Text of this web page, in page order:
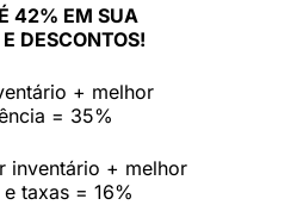
42% EM SUA
DESCONTOS!
+ melhor
= 35%
inventário + melhor
taxas = 16%